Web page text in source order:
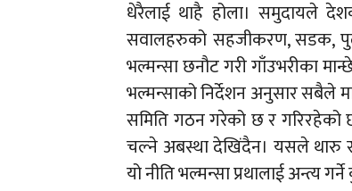
धेरैलाई थाहै होला। समुदायले
सवालहरुको सहजीकरण, सडक,
भल्मन्सा छनौट गरी गाँउभरीका
भल्मन्साको निर्देशन अनुसार सबैले
समिति गठन गरेको छ र गरिरहेको
चल्ने अबस्था देखिंदैन। यसले थारु
यो नीति भल्मन्सा प्रथालाई अन्त्य